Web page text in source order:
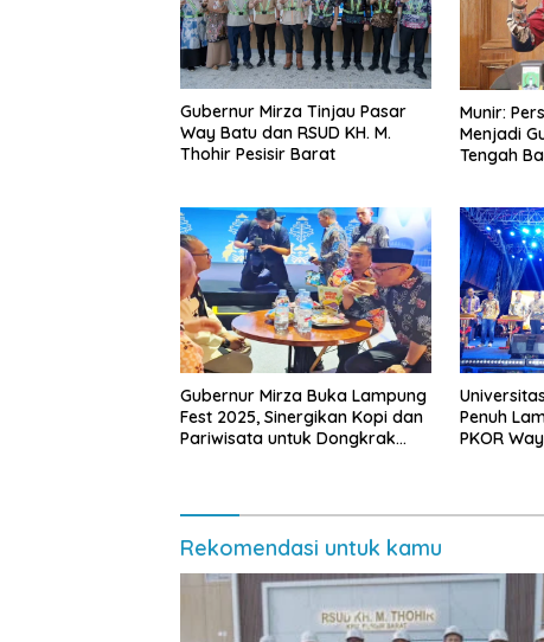
Gubernur Mirza Tinjau Pasar
Way Batu dan RSUD KH. M.
Thohir Pesisir Barat
Munir:
Menjadi
Tengah
Gubernur Mirza Buka Lampung
Fest 2025, Sinergikan Kopi dan
Pariwisata untuk Dongkrak
Penuh
PKOR
Rekomendasi untuk kamu